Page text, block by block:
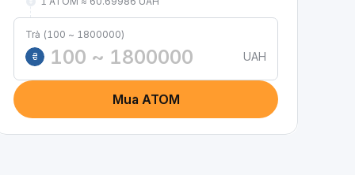
Trả (100 ~ 1800000)
₴
UAH
Mua ATOM